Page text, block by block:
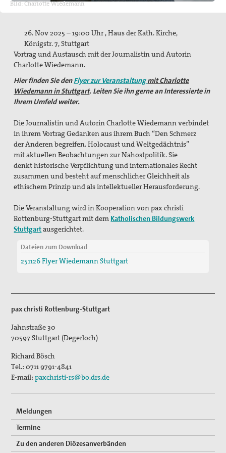
Pressemitteilungen
pax info
Newsletter
Der Heilige Martin
Friedensbildung
Servicestelle Friedensbildung Baden-Württemberg
Netzwerk Friedensbildung Baden-Württemberg
Referent für Friedensbildung
Materialien zur Friedensbildung
Texte & Thesen
Nahost
Papst Franziskus
Ressourcenkonflikte
AGn, Aktionen, Projekte
Aktion Aufschrei
Bild: Charlotte Wiedemann
26. Nov 2025 – 19:00 Uhr , Haus der Kath. Kirche,
Königstr. 7, Stuttgart
Vortrag und Austausch mit der Journalistin und Autorin
Charlotte Wiedemann.
Hier finden Sie denFlyer zur Veranstaltungmit Charlotte
Wiedemann in Stuttgart. Leiten Sie ihn gerne an Interessierte in
Ihrem Umfeld weiter.
Die Journalistin und Autorin Charlotte Wiedemann verbindet
inihrem Vortrag Gedanken aus ihrem Buch “Den Schmerz
derAnderen begreifen. Holocaust und Weltgedächtnis”
mitaktuellen Beobachtungen zur Nahostpolitik. Sie
denkthistorische Verpflichtung und internationales Recht
zusammenund besteht auf menschlicher Gleichheit als
ethischem Prinzipund als intellektueller Herausforderung.
Die Veranstaltung wird in Kooperation von pax christi
Rottenburg-Stuttgart mit dem Katholischen Bildungswerk
Stuttgartausgerichtet.
Dateien zum Download
251126 Flyer Wiedemann Stuttgart
pax christi Rottenburg-Stuttgart
Jahnstraße 30
70597 Stuttgart (Degerloch)
Richard Bösch
Tel.:0711 9791-4841
E-mail:paxchristi-rs@bo.drs.de
Meldungen
Termine
Zu den anderen Diözesanverbänden